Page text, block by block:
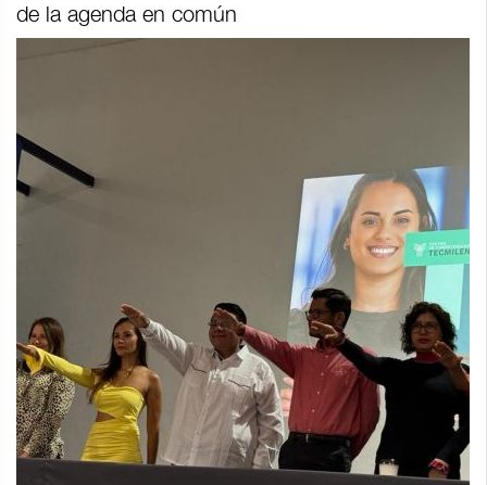
de la agenda en común